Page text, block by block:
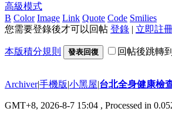
高級模式
B Color Image Link Quote Code Smilies
您需要登錄後才可以回帖 登錄 | 立即註
本版積分規則 發表回復 回帖後跳轉
Archiver|手機版|小黑屋|台北全身健康檢
GMT+8, 2026-8-7 15:04 , Processed in